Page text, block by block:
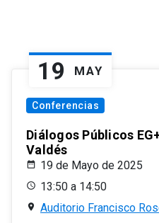
19 MAY
Conferencias
Diálogos Públicos
Valdés
19 de Mayo de 2025
13:50 a 14:50
Auditorio Francisco